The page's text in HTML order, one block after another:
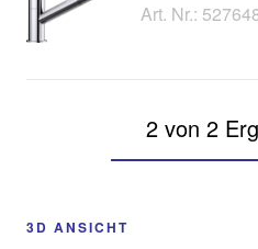
Art. Nr.:
2 von 2
3D ANSICHT